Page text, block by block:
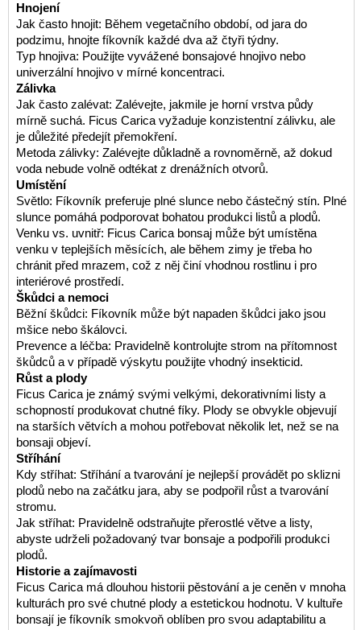
Hnojení
Jak často hnojit: Během vegetačního období, od jara do
podzimu, hnojte fíkovník každé dva až čtyři týdny.
Typ hnojiva: Použijte vyvážené bonsajové hnojivo nebo
univerzální hnojivo v mírné koncentraci.
Zálivka
Jak často zalévat: Zalévejte, jakmile je horní vrstva půdy
mírně suchá. Ficus Carica vyžaduje konzistentní zálivku, ale
je důležité předejít přemokření.
Metoda zálivky: Zalévejte důkladně a rovnoměrně, až dokud
voda nebude volně odtékat z drenážních otvorů.
Umístění
Světlo: Fíkovník preferuje plné slunce nebo částečný stín. Plné
slunce pomáhá podporovat bohatou produkci listů a plodů.
Venku vs. uvnitř: Ficus Carica bonsaj může být umístěna
venku v teplejších měsících, ale během zimy je třeba ho
chránit před mrazem, což z něj činí vhodnou rostlinu i pro
interiérové prostředí.
Škůdci a nemoci
Běžní škůdci: Fíkovník může být napaden škůdci jako jsou
mšice nebo škálovci.
Prevence a léčba: Pravidelně kontrolujte strom na přítomnost
škůdců a v případě výskytu použijte vhodný insekticid.
Růst a plody
Ficus Carica je známý svými velkými, dekorativními listy a
schopností produkovat chutné fíky. Plody se obvykle objevují
na starších větvích a mohou potřebovat několik let, než se na
bonsaji objeví.
Stříhání
Kdy stříhat: Stříhání a tvarování je nejlepší provádět po sklizni
plodů nebo na začátku jara, aby se podpořil růst a tvarování
stromu.
Jak stříhat: Pravidelně odstraňujte přerostlé větve a listy,
abyste udrželi požadovaný tvar bonsaje a podpořili produkci
plodů.
Historie a zajímavosti
Ficus Carica má dlouhou historii pěstování a je ceněn v mnoha
kulturách pro své chutné plody a estetickou hodnotu. V kultuře
bonsají je fíkovník smokvoň oblíben pro svou adaptabilitu a